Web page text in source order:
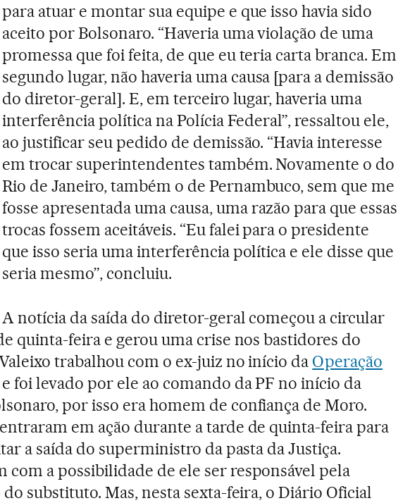
para atuar e montar sua equipe e que isso havia sido
aceito por Bolsonaro. “Haveria uma violação de uma
promessa que foi feita, de que eu teria carta branca. Em
segundo lugar, não haveria uma causa [para a demissão
do diretor-geral]. E, em terceiro lugar, haveria uma
interferência política na Polícia Federal”, ressaltou ele,
ao justificar seu pedido de demissão. “Havia interesse
em trocar superintendentes também. Novamente o do
Rio de Janeiro, também o de Pernambuco, sem que me
fosse apresentada uma causa, uma razão para que essas
trocas fossem aceitáveis. “Eu falei para o presidente
que isso seria uma interferência política e ele disse que
seria mesmo”, concluiu.
A notícia da saída do diretor-geral começou a circular
quinta-feira e gerou uma crise nos bastidores do
trabalhou com o ex-juiz no início da Operação
e foi levado por ele ao comando da PF no início da
por isso era homem de confiança de Moro.
em ação durante a tarde de quinta-feira para
a saída do superministro da pasta da Justiça.
com a possibilidade de ele ser responsável pela
substituto. Mas, nesta sexta-feira, o Diário Oficial